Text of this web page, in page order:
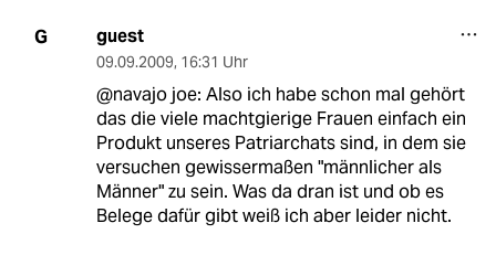
G guest
09.09.2009, 16:31 Uhr
@navajo joe: Also ich habe schon mal gehört
das die viele machtgierige Frauen einfach ein
Produkt unseres Patriarchats sind, in dem sie
versuchen gewissermaßen "männlicher als
Männer" zu sein. Was da dran ist und ob es
Belege dafür gibt weiß ich aber leider nicht.